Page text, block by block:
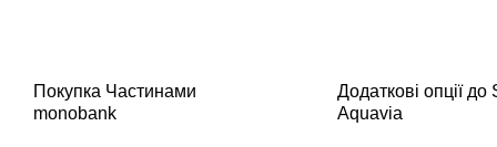
Покупка Частинами
monobank
Додаткові опції
Aquavia